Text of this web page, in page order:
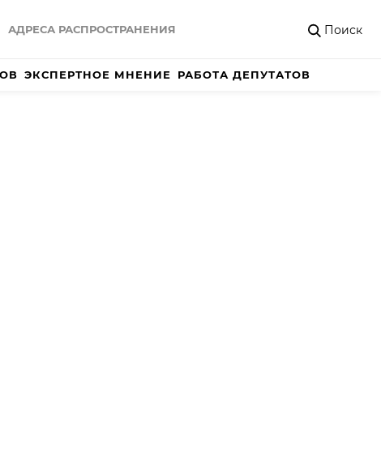
АДРЕСА РАСПРОСТРАНЕНИЯ Поиск
ЭКСПЕРТНОЕ МНЕНИЕ РАБОТА ДЕПУТАТОВ